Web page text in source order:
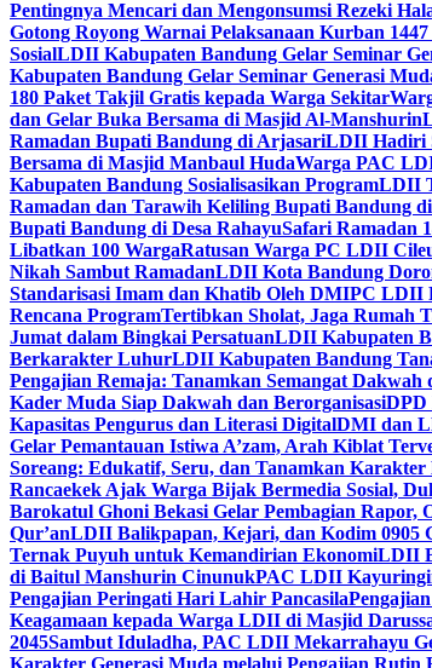
Pentingnya Mencari dan Mengonsumsi Rezeki
Gotong Royong Warnai Pelaksanaan Kurban
SosialLDII Kabupaten Bandung Gelar Seminar
Kabupaten Bandung Gelar Seminar Generasi
180 Paket Takjil Gratis kepada Warga Sekitar
dan Gelar Buka Bersama di Masjid Al-Manshurin
Ramadan Bupati Bandung di ArjasariLDII Hadiri
Bersama di Masjid Manbaul HudaWarga PAC
Kabupaten Bandung Sosialisasikan ProgramLDII
Ramadan dan Tarawih Keliling Bupati Bandung
Bupati Bandung di Desa RahayuSafari Ramadan
Libatkan 100 WargaRatusan Warga PC LDII
Nikah Sambut RamadanLDII Kota Bandung
Standarisasi Imam dan Khatib Oleh DMIPC LDII
Rencana ProgramTertibkan Sholat, Jaga Rumah
Jumat dalam Bingkai PersatuanLDII Kabupaten
Berkarakter LuhurLDII Kabupaten Bandung
Pengajian Remaja: Tanamkan Semangat Dakwah
Kader Muda Siap Dakwah dan BerorganisasiDPD
Kapasitas Pengurus dan Literasi DigitalDMI dan
Gelar Pemantauan Istiwa A’zam, Arah Kiblat
Soreang: Edukatif, Seru, dan Tanamkan
Rancaekek Ajak Warga Bijak Bermedia Sosial,
Barokatul Ghoni Bekasi Gelar Pembagian
Qur’anLDII Balikpapan, Kejari, dan Kodim 0905
Ternak Puyuh untuk Kemandirian EkonomiLDII
di Baitul Manshurin CinunukPAC LDII
Pengajian Peringati Hari Lahir Pancasila
Keagamaan kepada Warga LDII di Masjid
2045Sambut Iduladha, PAC LDII Mekarrahayu